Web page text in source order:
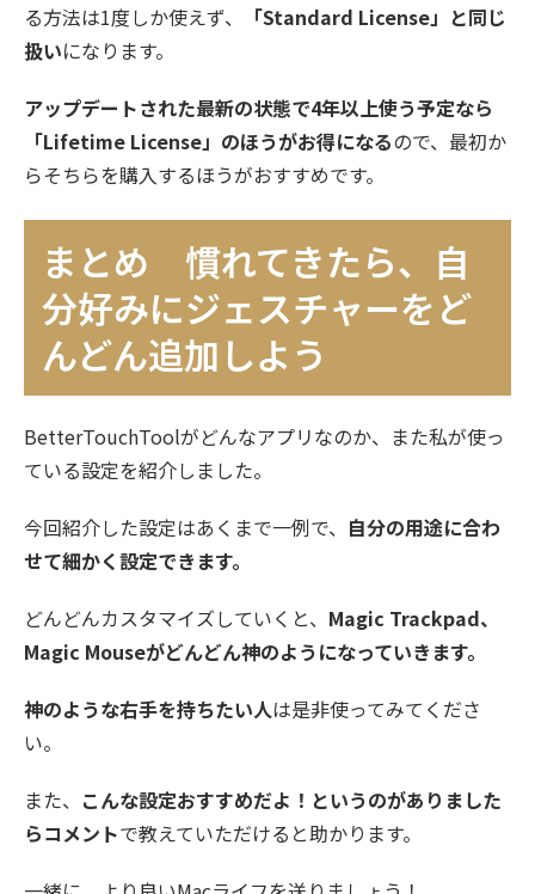
る方法は1度しか使えず、
「Standard License」と同じ
扱いになります。
アップデートされた最新の状態で4年以上使う予定なら
「Lifetime License」のほうがお得になるので、最初か
らそちらを購入するほうがおすすめです。
まとめ 慣れてきたら、自
分好みにジェスチャーをど
んどん追加しよう
BetterTouchToolがどんなアプリなのか、また私が使っ
ている設定を紹介しました。
今回紹介した設定はあくまで一例で、 自分の用途に合わ
せて細かく設定できます。
どんどんカスタマイズしていくと、 Magic Trackpad、
Magic Mouseがどんどん神のようになっていきます。
神のような右手を持ちたい人は是非使ってみてくださ
い。
また、 こんな設定おすすめだよ！というのがありました
らコメントで教えていただけると助かります。